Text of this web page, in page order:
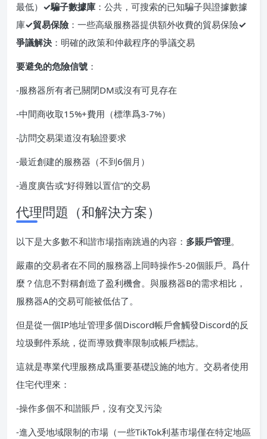
最低） ✓騙子數據庫 ：公共，可搜索的已知騙子與證據數據
庫✓貿易保險 ：一些高級服務器提供額外收費的貿易保險✓
爭議解決 ：明確的政策和仲裁程序的爭議交易
要避免的危險信號 ：
-服務器所有者已關閉DM或沒有可見存在
-中間商收取15%+費用（標準爲3-7%）
-訪問交易渠道沒有驗證要求
-最近創建的服務器（不到6個月）
-過度廣告或“好得難以置信”的交易
代理問題（和解決方案）
以下是大多數不和諧市場指南跳過的內容： 多賬戶管理。
嚴肅的交易者在不同的服務器上同時操作5-20個賬戶。爲什
麼？信息不對稱創造了盈利機會。與服務器B的需求相比，
服務器A的交易可能被低估了。
但是從一個IP地址管理多個Discord帳戶會觸發Discord的反
垃圾郵件系統，從而導致費率限制或帳戶標誌。
這就是專業代理服務成爲重要基礎設施的地方。交易者使用
住宅代理來：
-操作多個不和諧賬戶，沒有交叉污染
-進入受地域限制的市場（一些TikTok利基市場僅在特定地區